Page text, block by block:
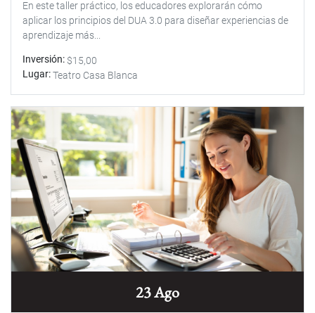
En este taller práctico, los educadores explorarán cómo
aplicar los principios del DUA 3.0 para diseñar experiencias de
aprendizaje más...
Inversión $15,00
Lugar Teatro Casa Blanca
23 Ago